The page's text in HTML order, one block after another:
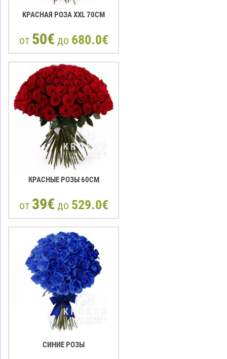
KРАСНАЯ РОЗА XXL 70СМ
от 50€ до 680.0€
КРАСНЫЕ РОЗЫ 60CM
от 39€ до 529.0€
СИНИЕ РОЗЫ